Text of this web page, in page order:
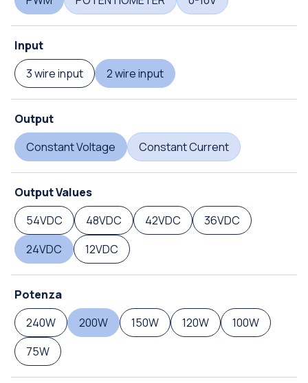
Input
3 wire input
2 wire input
Output
Constant Voltage
Constant Current
Output Values
54VDC
48VDC 42VDC
36VDC
24VDC
12VDC
Potenza
240W
200W 150W 120W
100W
75W